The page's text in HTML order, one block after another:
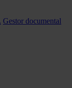
Gestor documental